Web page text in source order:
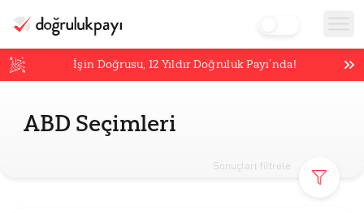
İşin Doğrusu,12 Yıldır Doğruluk Payı’nda!
ABD Seçimleri
Sonuçları filtrele